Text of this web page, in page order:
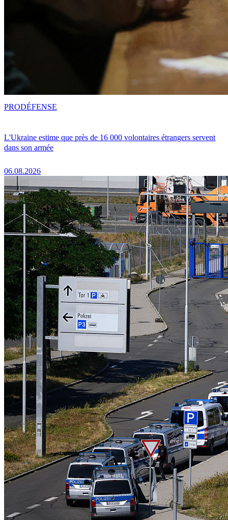
L'Ukraine estime que près de 16 000 volontaires étrangers servent
dans son armée
06.08.2026
PRODÉFENSE